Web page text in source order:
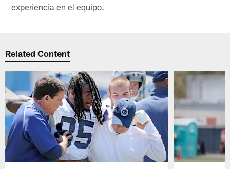
experiencia en el equipo.
Related Content